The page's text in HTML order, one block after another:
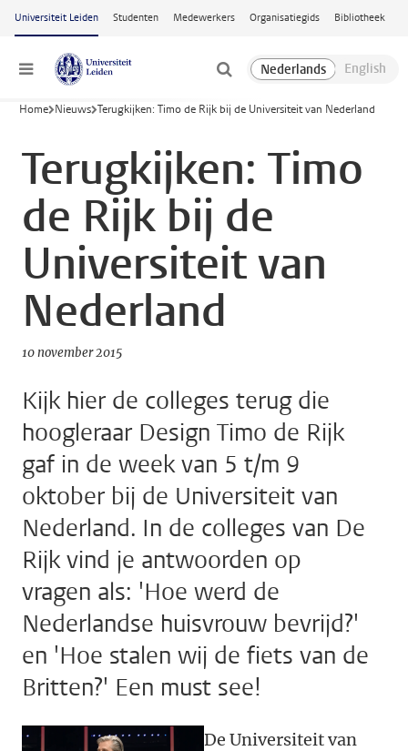
Ga naar hoofdinhoud
Universiteit Leiden Studenten Medewerkers Organisatiegids Bibliotheek
Menu
Home Nieuws Terugkijken: Timo de Rijk bij de Universiteit van Nederland
Terugkijken: Timo
de Rijk bij de
Universiteit van
Nederland
10 november 2015
Kijk hier de colleges terug die
hoogleraar Design Timo de Rijk
gaf in de week van 5 t/m 9
oktober bij de Universiteit van
Nederland. In de colleges van De
Rijk vind je antwoorden op
vragen als: 'Hoe werd de
Nederlandse huisvrouw bevrijd?'
en 'Hoe stalen wij de fiets van de
Britten?' Een must see!
De Universiteit van